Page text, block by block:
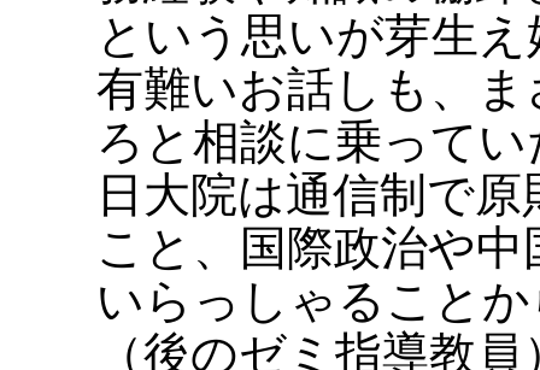
という思いが芽生
有難いお話しも、
ろと相談に乗って
日大院は通信制で
こと、国際政治や
いらっしゃること
（後のゼミ指導教